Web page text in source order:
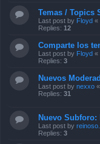
Temas / Topics
Last post by Floyd «
Replies: 12
Comparte los
Last post by Floyd «
Replies: 3
Nuevos
Last post by nexxo «
Replies: 31
Nuevo Subforo:
Last post by
Replies: 3